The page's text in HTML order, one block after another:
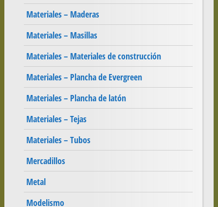
Materiales – Maderas
Materiales – Masillas
Materiales – Materiales de construcción
Materiales – Plancha de Evergreen
Materiales – Plancha de latón
Materiales – Tejas
Materiales – Tubos
Mercadillos
Metal
Modelismo